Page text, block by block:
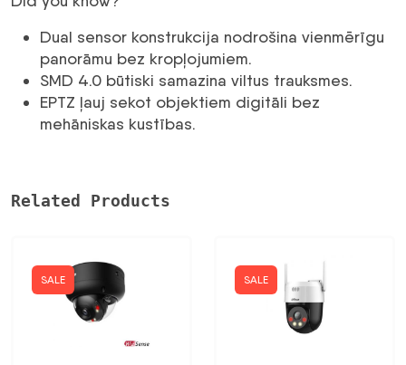
Dual sensor konstrukcija nodrošina vienmērīgu
panorāmu bez kropļojumiem.
SMD 4.0 būtiski samazina viltus trauksmes.
EPTZ ļauj sekot objektiem digitāli bez
mehāniskas kustības.
Related Products
SALE SALE